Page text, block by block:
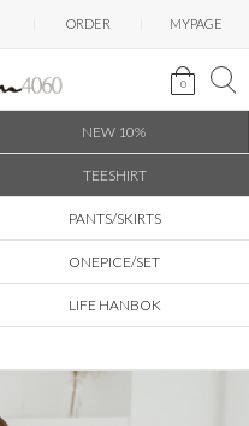
ORDER MYPAGE
0
NEW 10%
TEESHIRT
PANTS/SKIRTS
ONEPICE/SET
LIFE HANBOK